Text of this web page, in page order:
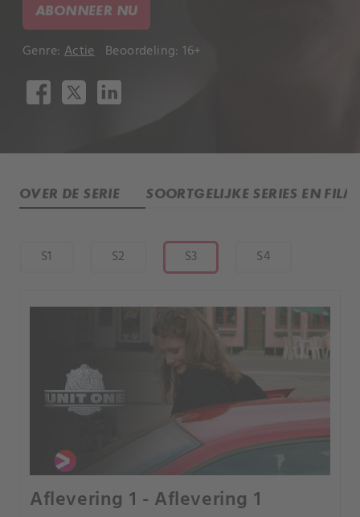
ABONNEER NU
Genre: Actie Beoordeling: 16+
OVER DE SERIE SOORTGELIJKE SERIES EN
S1 S2 S3 S4
Aflevering 1 - Aflevering 1